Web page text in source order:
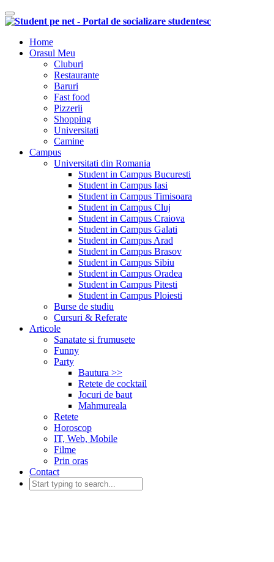
Comutare navigare
Home
Orasul Meu
Cluburi
Restaurante
Baruri
Fast food
Pizzerii
Shopping
Universitati
Camine
Campus
Universitati din Romania
Student in Campus Bucuresti
Student in Campus Iasi
Student in Campus Timisoara
Student in Campus Cluj
Student in Campus Craiova
Student in Campus Galati
Student in Campus Arad
Student in Campus Brasov
Student in Campus Sibiu
Student in Campus Oradea
Student in Campus Pitesti
Student in Campus Ploiesti
Burse de studiu
Cursuri & Referate
Articole
Sanatate si frumusete
Funny
Party
Bautura >>
Retete de cocktail
Jocuri de baut
Mahmureala
Retete
Horoscop
IT, Web, Mobile
Filme
Prin oras
Contact